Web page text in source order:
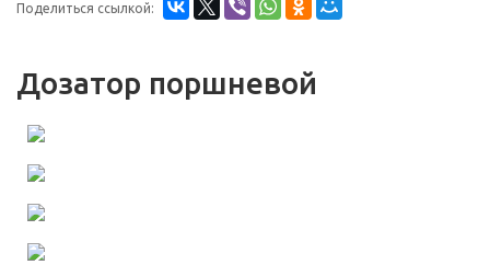
Поделиться ссылкой:
Дозатор поршневой